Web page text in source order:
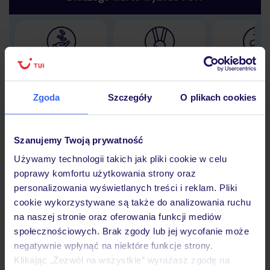
Zgoda Szczegóły O plikach cookies
Szanujemy Twoją prywatność
Używamy technologii takich jak pliki cookie w celu
poprawy komfortu użytkowania strony oraz
personalizowania wyświetlanych treści i reklam. Pliki
cookie wykorzystywane są także do analizowania ruchu
na naszej stronie oraz oferowania funkcji mediów
społecznościowych. Brak zgody lub jej wycofanie może
negatywnie wpłynąć na niektóre funkcje strony.
Klikając „Zezwól na wszystkie” wyrażasz zgodę na
Lider niskich cen 30 lat w
Hotel
Opinie
Pokoje